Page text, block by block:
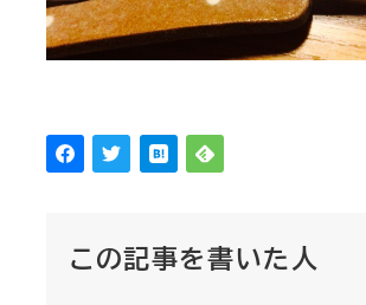
この記事を書いた人